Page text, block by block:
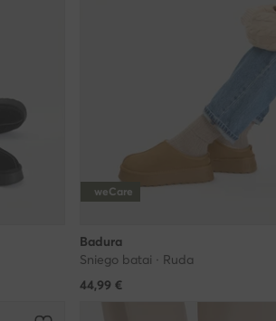
weCare
Badura
Sniego batai · Ruda
44,99 €